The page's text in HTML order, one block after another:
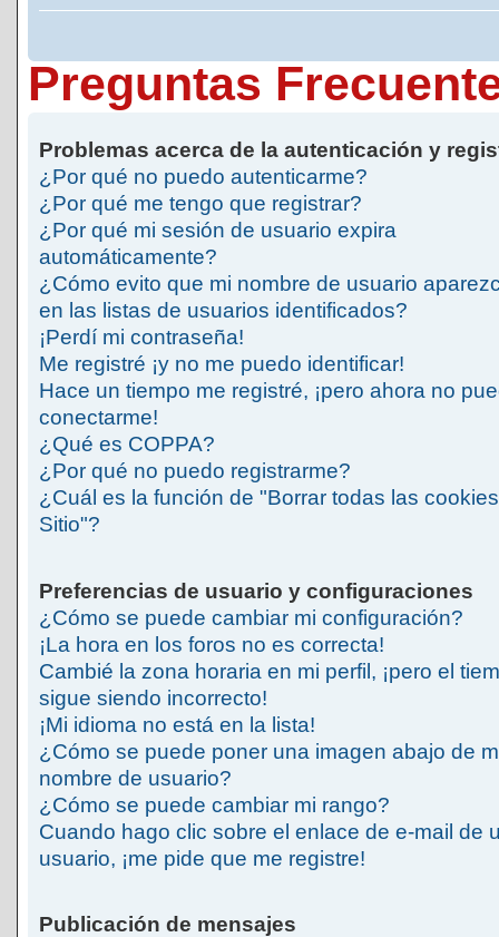
Preguntas
Problemas acerca de la autenticación y
¿Por qué no puedo autenticarme?
¿Por qué me tengo que registrar?
¿Por qué mi sesión de usuario expira
automáticamente?
¿Cómo evito que mi nombre de usuario
en las listas de usuarios identificados?
¡Perdí mi contraseña!
Me registré ¡y no me puedo identificar!
Hace un tiempo me registré, ¡pero ahora no
conectarme!
¿Qué es COPPA?
¿Por qué no puedo registrarme?
¿Cuál es la función de "Borrar todas las
Sitio"?
Preferencias de usuario y configuraciones
¿Cómo se puede cambiar mi configuración?
¡La hora en los foros no es correcta!
Cambié la zona horaria en mi perfil, ¡pero el
sigue siendo incorrecto!
¡Mi idioma no está en la lista!
¿Cómo se puede poner una imagen abajo de
nombre de usuario?
¿Cómo se puede cambiar mi rango?
Cuando hago clic sobre el enlace de e-mail de
usuario, ¡me pide que me registre!
Publicación de mensajes